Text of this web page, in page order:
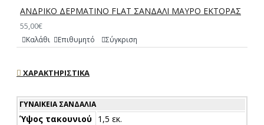
ΑΝΔΡΙΚΟ ΔΕΡΜΑΤΙΝΟ FLAT ΣΑΝΔΑΛΙ ΜΑΥΡΟ ΕΚΤΟΡΑΣ
55,00€
Καλάθι Επιθυμητό Σύγκριση
ΧΑΡΑΚΤΗΡΙΣΤΙΚΆ
ΓΥΝΑΙΚΕΊΑ ΣΑΝΔΆΛΙΑ
Ύψος τακουνιού 1,5 εκ.